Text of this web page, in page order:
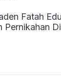
Fatah
Pernikahan